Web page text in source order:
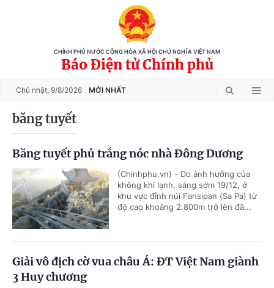
CHÍNH PHỦ NƯỚC CỘNG HÒA XÃ HỘI CHỦ NGHĨA VIỆT NAM
Báo Điện tử Chính phủ
Chủ nhật, 9/8/2026 MỚI NHẤT
băng tuyết
Băng tuyết phủ trắng nóc nhà Đông Dương
(Chinhphu.vn) - Do ảnh hưởng của
không khí lạnh, sáng sớm 19/12, ở
khu vực đỉnh núi Fansipan (Sa Pa) từ
độ cao khoảng 2.800m trở lên đã...
Giải vô địch cờ vua châu Á: ĐT Việt Nam giành
3 Huy chương